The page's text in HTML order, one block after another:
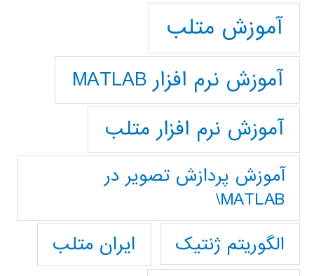
آموزش متلب
آموزش نرم افزار MATLAB
آموزش نرم افزار متلب
آموزش پردازش تصوير در
MATLAB\
الگوریتم ژنتیک
ایران متلب